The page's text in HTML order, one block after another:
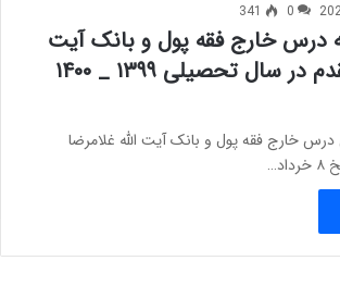
0
341
خارج فقه پول و بانک آیت
الله مصباحی مقدم در سال تحصیلی ۱۳۹۹ _ ۱۴۰۰
خارج فقه پول و بانک آیت الله غلامرضا